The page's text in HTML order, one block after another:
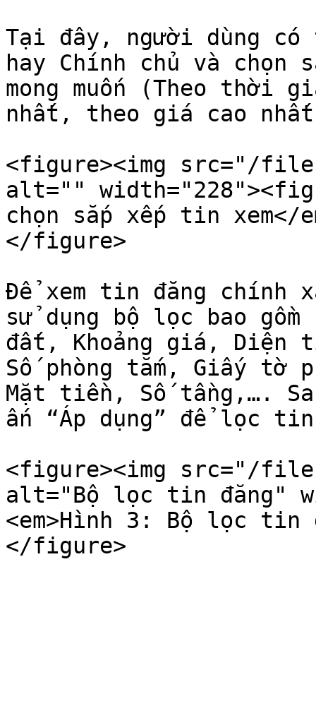
Tại đây, người dùng
hay Chính chủ và
mong muốn (Theo thời
nhất, theo giá cao
<figure><img src="/files/
alt=""
chọn sắp xếp tin xem</
</figure>
Để xem tin đăng chính
sử dụng bộ lọc bao
đất, Khoảng giá, Diện
Số phòng tắm, Giấy tờ
Mặt tiền, Số tầng,….
ấn “Áp dụng” để lọc tin
<figure><img src="/files/
alt="Bộ lọc tin đăng"
<em>Hình 3: Bộ lọc tin